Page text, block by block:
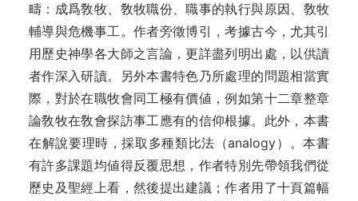
疇：成爲敎牧、敎牧職份、職事的執行與原因、敎牧
輔導與危機事工。作者旁徵博引，考據古今，尤其引
用歷史神學各大師之言論，更詳盡列明出處，以供讀
者作深入研讀。另外本書特色乃所處理的問題相當實
際，對於在職牧會同工極有價値，例如第十二章整章
論敎牧在敎會探訪事工應有的信仰根據。此外，本書
在解說要理時，採取多種類比法（analogy）。本書
有許多課題均値得反覆思想，作者特別先帶領我們從
歷史及聖經上看，然後提出建議；作者用了十頁篇幅